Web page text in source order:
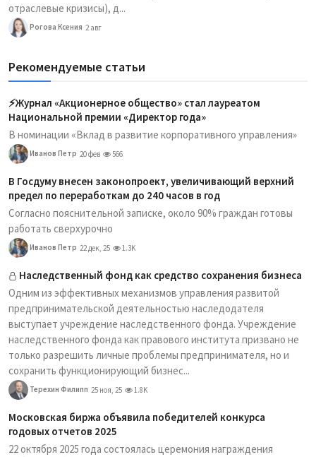
отраслевые кризисы), д...
Рогова Ксения 2 авг
Рекомендуемые статьи
⚡️Журнал «Акционерное общество» стал лауреатом
Национальной премии «Директор года»
В номинации «Вклад в развитие корпоративного управления»
Иванов Петр 20 фев 566
В Госдуму внесен законопроект, увеличивающий верхний
предел по переработкам до 240 часов в год
Согласно пояснительной записке, около 90% граждан готовы
работать сверхурочно
Иванов Петр 22 дек, 25 1.3K
Наследственный фонд как средство сохранения бизнеса
Одним из эффективных механизмов управления развитой
предпринимательской деятельностью наследодателя
выступает учреждение наследственного фонда. Учреждение
наследственного фонда как правового института призвано не
только разрешить личные проблемы предпринимателя, но и
сохранить функционирующий бизнес...
Терехин Филипп 25 ноя, 25 1.8K
Московская биржа объявила победителей конкурса
годовых отчетов 2025
22 октября 2025 года состоялась церемония награждения